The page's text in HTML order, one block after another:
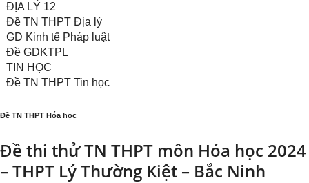
ĐỊA LÝ 12
Đề TN THPT Địa lý
GD Kinh tế Pháp luật
Đề GDKTPL
TIN HỌC
Đề TN THPT Tin học
Đề TN THPT Hóa học
Đề thi thử TN THPT môn Hóa học 2024
– THPT Lý Thường Kiệt – Bắc Ninh